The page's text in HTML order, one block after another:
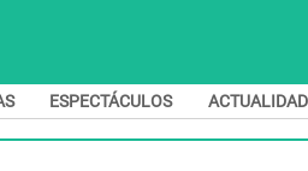
ESPECTÁCULOS ACTUALIDAD